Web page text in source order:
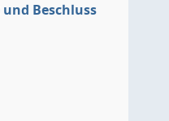
Beschluss